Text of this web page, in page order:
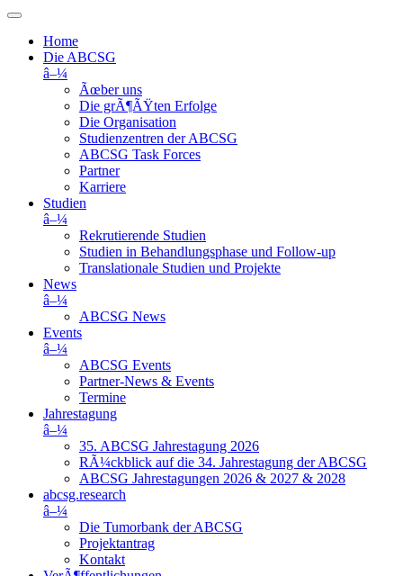
Home
Die ABCSG
â–¼
Ãœber uns
Die grÃ¶ÃŸten Erfolge
Die Organisation
Studienzentren der ABCSG
ABCSG Task Forces
Partner
Karriere
Studien
â–¼
Rekrutierende Studien
Studien in Behandlungsphase und Follow-up
Translationale Studien und Projekte
News
â–¼
ABCSG News
Events
â–¼
ABCSG Events
Partner-News & Events
Termine
Jahrestagung
â–¼
35. ABCSG Jahrestagung 2026
RÃ¼ckblick auf die 34. Jahrestagung der ABCSG
ABCSG Jahrestagungen 2026 & 2027 & 2028
abcsg.research
â–¼
Die Tumorbank der ABCSG
Projektantrag
Kontakt